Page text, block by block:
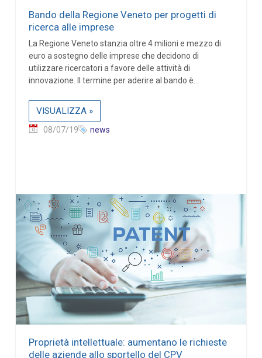
Bando della Regione Veneto per progetti di
ricerca alle imprese
La Regione Veneto stanzia oltre 4 milioni e mezzo di
euro a sostegno delle imprese che decidono di
utilizzare ricercatori a favore delle attività di
innovazione. Il termine per aderire al bando è...
VISUALIZZA »
08/07/19 news
Proprietà intellettuale: aumentano le richieste
delle aziende allo sportello del CPV